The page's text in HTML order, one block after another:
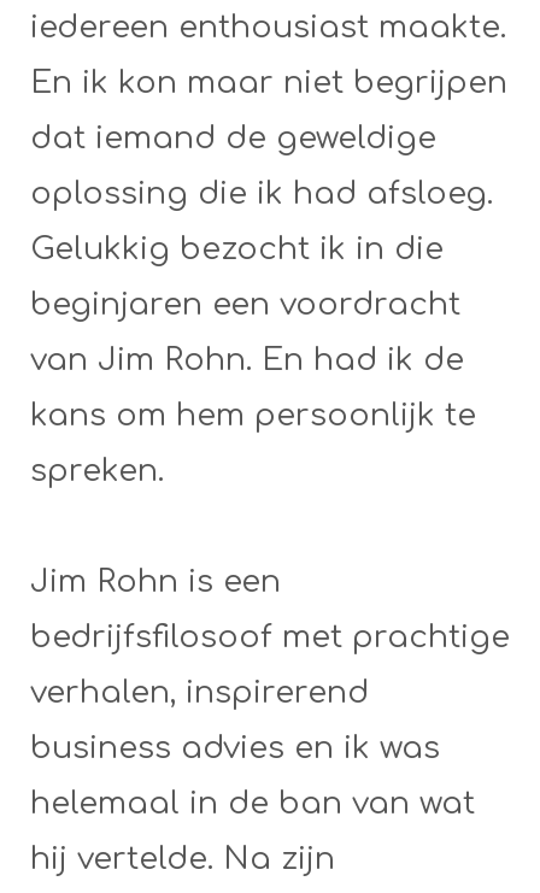
iedereen enthousiast maakte.
En ik kon maar niet begrijpen
dat iemand de geweldige
oplossing die ik had afsloeg.
Gelukkig bezocht ik in die
beginjaren een voordracht
van Jim Rohn. En had ik de
kans om hem persoonlijk te
spreken.
Jim Rohn is een
bedrijfsfilosoof met prachtige
verhalen, inspirerend
business advies en ik was
helemaal in de ban van wat
hij vertelde. Na zijn